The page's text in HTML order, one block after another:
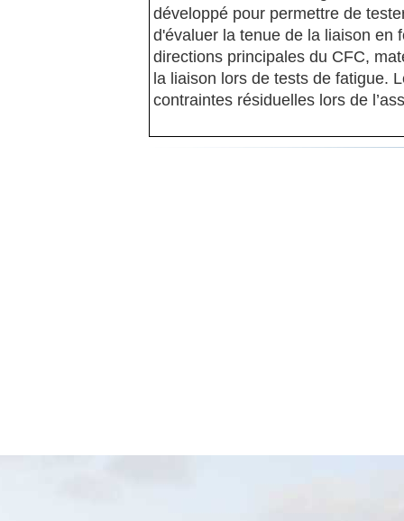
développé pour permettre de
d'évaluer la tenue de la liaison en
directions principales du CFC,
la liaison lors de tests de fatigue.
contraintes résiduelles lors de